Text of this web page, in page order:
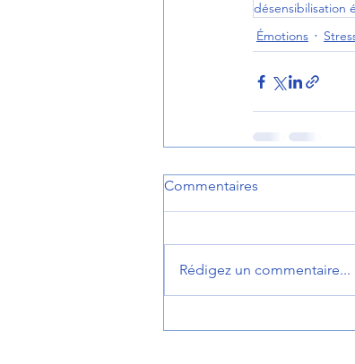
désensibilisation
Émotions
Commentaires
Rédigez un commentaire...